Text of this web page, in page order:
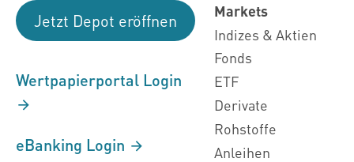
Jetzt Depot eröffnen
Wertpapierportal Login
eBanking Login
Markets
Indizes & Aktien
Fonds
ETF
Derivate
Rohstoffe
Anleihen